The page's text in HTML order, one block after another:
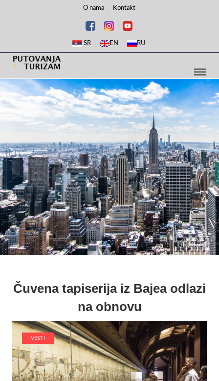
O nama Kontakt
SR EN RU
Čuvena tapiserija iz Bajea odlazi
na obnovu
VESTI